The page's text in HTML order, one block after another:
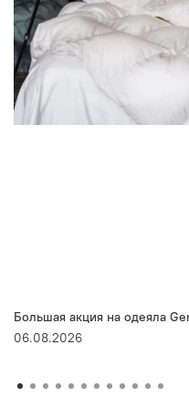
Большая акция на одеяла
06.08.2026